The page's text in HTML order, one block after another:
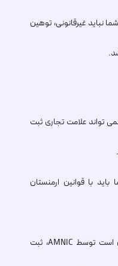
نباید غیرقانونی، توهین
تواند علامت تجاری ثبت
با قوانین ارمنستان
وب سایت شما ممکن است توسط AMNIC، ثبت